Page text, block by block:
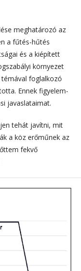
meghatározó az
a fűtés-hűtés
és a kiépített
környezet
foglalkozó
Ennek figye­lem­
javaslataimat.
tehát javítni, mit
a köz erő­mű­nek az
fekvő